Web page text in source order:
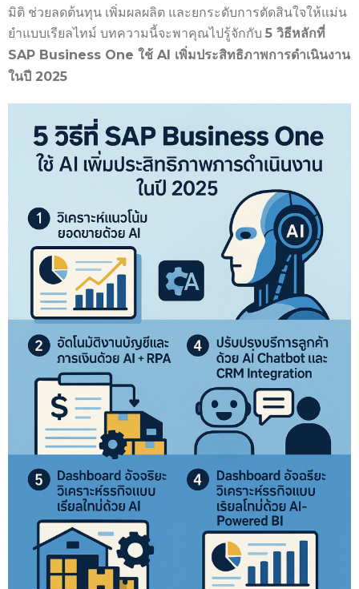
มิติ ช่วยลดต้นทุน เพิ่มผลผลิต และยกระดับการตัดสินใจให้แม่น
ยำแบบเรียลไทม์ บทความนี้จะพาคุณไปรู้จักกับ 5 วิธีหลักที่
SAP Business One ใช้ AI เพิ่มประสิทธิภาพการดำเนินงาน
ในปี 2025